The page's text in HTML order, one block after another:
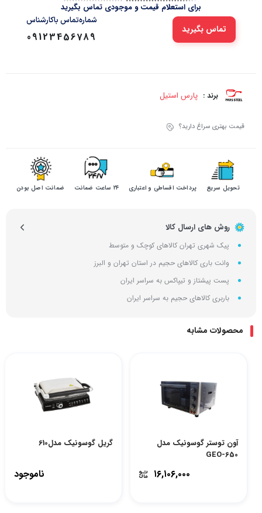
برای استعلام قیمت و موجودی تماس بگیرید
تماس بگیرید
شماره‌تماس‌ با‌کارشناس
09123456789
برند : پارس استیل
قیمت بهتری سراغ دارید؟
تحویل سریع پرداخت اقساطی و اعتباری ۲۴ ساعت ضمانت ضمانت اصل بودن
روش های ارسال کالا
پیک شهری تهران کالاهای کوچک و متوسط
وانت باری کالاهای حجیم در استان تهران و البرز
پست پیشتاز و تیپاکس به سراسر ایران
باربری کالاهای حجیم به سراسر ایران
محصولات مشابه
آون توستر گوسونیک مدل
GEO-650
۱۶,۱۰۶,۰۰۰
گریل گوسونیک مدل610
ناموجود